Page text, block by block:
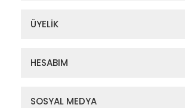
ÜYELİK
HESABIM
SOSYAL MEDYA